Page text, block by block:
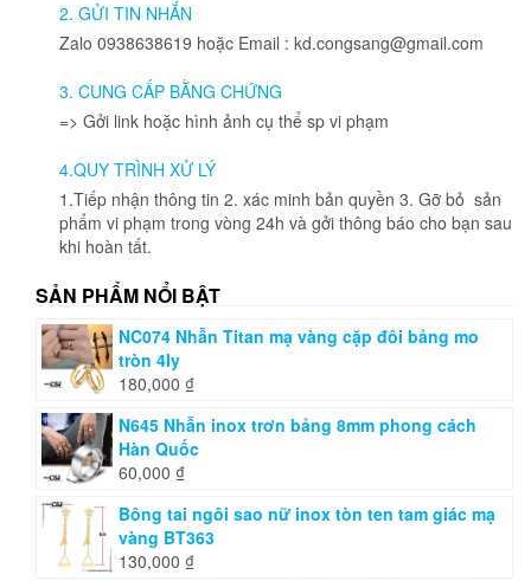
thể
phẩm
2. GỬI TIN NHẮN
Zalo 0938638619 hoặc Email : kd.congsang@gmail.com
3. CUNG CẤP BẰNG CHỨNG
=> Gởi link hoặc hình ảnh cụ thể sp vi phạm
4.QUY TRÌNH XỬ LÝ
1.Tiếp nhận thông tin 2. xác minh bản quyền 3. Gỡ bỏ sản
phẩm vi phạm trong vòng 24h và gởi thông báo cho bạn sau
khi hoàn tất.
SẢN PHẨM NỔI BẬT
NC074 Nhẫn Titan mạ vàng cặp đôi bảng mo
tròn 4ly
180,000 ₫
N645 Nhẫn inox trơn bảng 8mm phong cách
Hàn Quốc
60,000 ₫
Bông tai ngôi sao nữ inox tòn ten tam giác mạ
vàng BT363
130,000 ₫